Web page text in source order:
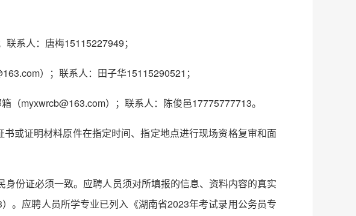
系人：唐梅15115227949；
）；联系人：田子华15115290521；
myxwrcb@163.com）；联系人：陈俊邑17775777713。
或证明材料原件在指定时间、指定地点进行现场资格复审和面
份证必须一致。应聘人员须对所填报的信息、资料内容的真实
。应聘人员所学专业已列入《湖南省2023年考试录用公务员专